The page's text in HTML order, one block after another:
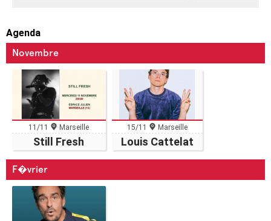
Agenda
Novembre
11/11 Marseille
Still Fresh
15/11 Marseille
Louis Cattelat
F�vrier